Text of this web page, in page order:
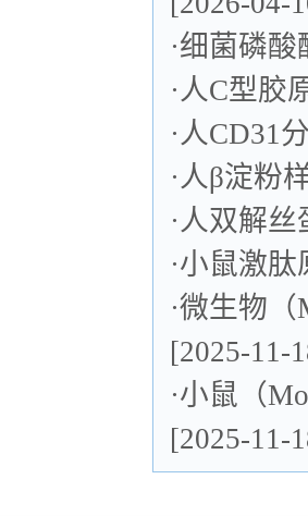
·细菌磷酸
·人C型胶
·人CD31
·人β淀粉
·人双解丝
·小鼠激肽
·微生物（
[2025-11-
·小鼠（
[2025-11-